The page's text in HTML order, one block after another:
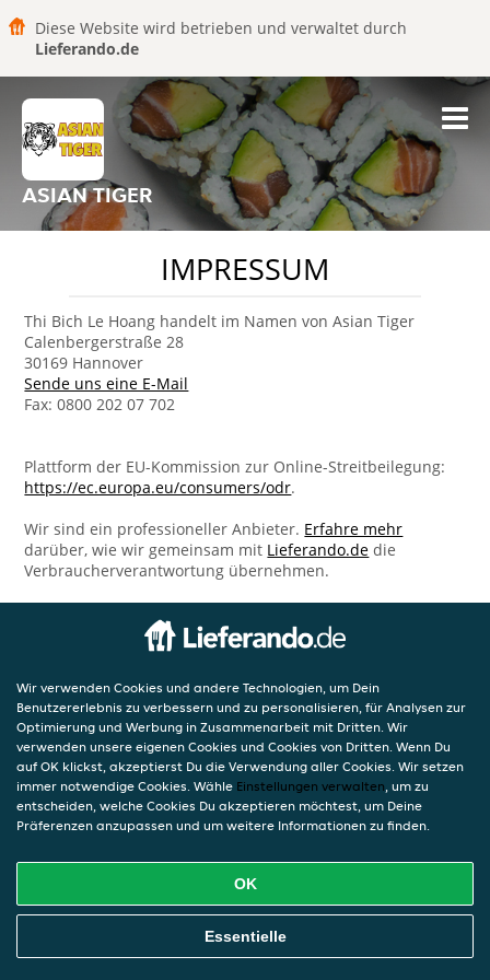
Diese Website wird betrieben und verwaltet durch
Lieferando.de
ASIAN TIGER
IMPRESSUM
Thi Bich Le Hoang handelt im Namen von Asian Tiger
Calenbergerstraße 28
30169 Hannover
Sende uns eine E-Mail
Fax: 0800 202 07 702
Plattform der EU-Kommission zur Online-Streitbeilegung:
https://ec.europa.eu/consumers/odr.
Wir sind ein professioneller Anbieter. Erfahre mehr
darüber, wie wir gemeinsam mit Lieferando.de die
Verbraucherverantwortung übernehmen.
Wir verwenden Cookies und andere Technologien, um Dein
Benutzererlebnis zu verbessern und zu personalisieren, für Analysen zur
Optimierung und Werbung in Zusammenarbeit mit Dritten. Wir
verwenden unsere eigenen Cookies und Cookies von Dritten. Wenn Du
auf OK klickst, akzeptierst Du die Verwendung aller Cookies. Wir setzen
immer notwendige Cookies. Wähle Einstellungen verwalten, um zu
entscheiden, welche Cookies Du akzeptieren möchtest, um Deine
Präferenzen anzupassen und um weitere Informationen zu finden.
OK
Essentielle